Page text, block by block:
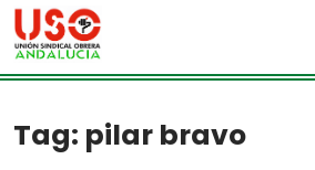
Skip to main content
Tag: pilar bravo